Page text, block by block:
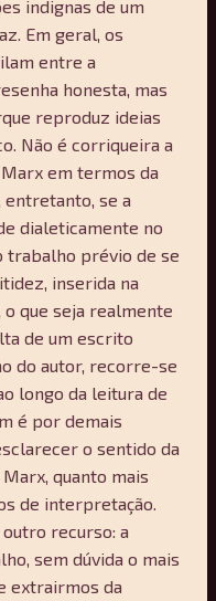
indignas de um
Em geral, os
entre a
honesta, mas
reproduz ideias
Não é corriqueira a
em termos da
entretanto, se a
dialeticamente no
trabalho prévio de se
inserida na
o que seja realmente
de um escrito
do autor, recorre-se
longo da leitura de
é por demais
o sentido da
quanto mais
de interpretação.
recurso: a
sem dúvida o mais
extrairmos da